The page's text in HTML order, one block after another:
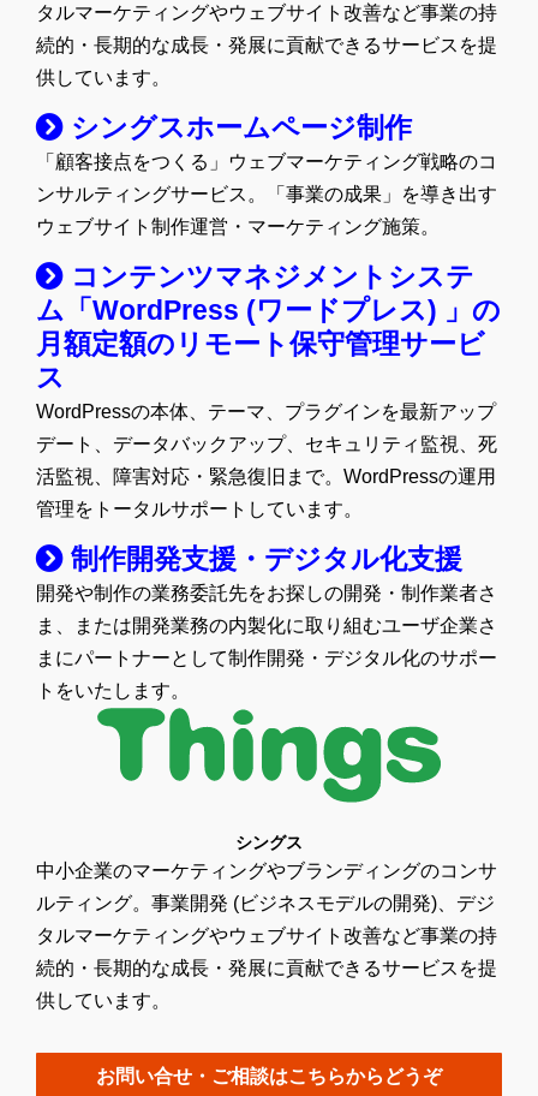
タルマーケティングやウェブサイト改善など事業の持
続的・長期的な成長・発展に貢献できるサービスを提
供しています。
シングスホームページ制作
「顧客接点をつくる」ウェブマーケティング戦略のコ
ンサルティングサービス。「事業の成果」を導き出す
ウェブサイト制作運営・マーケティング施策。
コンテンツマネジメントシステ
ム「WordPress (ワードプレス) 」の
月額定額のリモート保守管理サービ
ス
WordPressの本体、テーマ、プラグインを最新アップ
デート、データバックアップ、セキュリティ監視、死
活監視、障害対応・緊急復旧まで。WordPressの運用
管理をトータルサポートしています。
制作開発支援・デジタル化支援
開発や制作の業務委託先をお探しの開発・制作業者さ
ま、または開発業務の内製化に取り組むユーザ企業さ
まにパートナーとして制作開発・デジタル化のサポー
トをいたします。
シングス
中小企業のマーケティングやブランディングのコンサ
ルティング。事業開発 (ビジネスモデルの開発)、デジ
タルマーケティングやウェブサイト改善など事業の持
続的・長期的な成長・発展に貢献できるサービスを提
供しています。
お問い合せ・ご相談はこちらからどうぞ